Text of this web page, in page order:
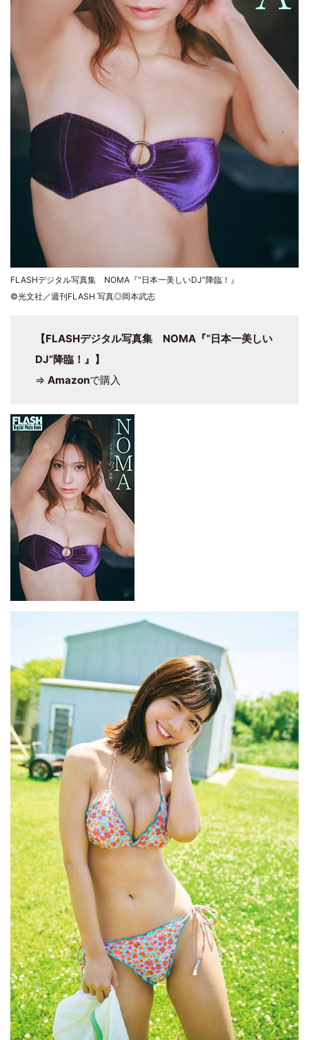
FLASHデジタル写真集 NOMA『“日本一美しいDJ”降臨！』
©光文社／週刊FLASH 写真◎岡本武志
【FLASHデジタル写真集 NOMA『“日本一美しい
DJ”降臨！』】
⇒ Amazonで購入